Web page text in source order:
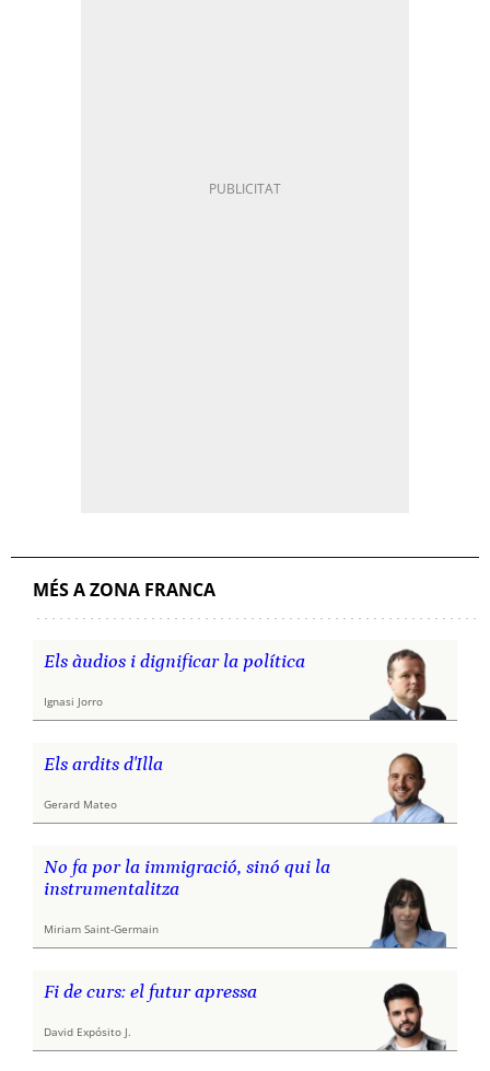
MÉS A ZONA FRANCA
Els àudios i dignificar la política
Ignasi Jorro
Els ardits d'Illa
Gerard Mateo
No fa por la immigració, sinó qui la
instrumentalitza
Miriam Saint-Germain
Fi de curs: el futur apressa
David Expósito J.